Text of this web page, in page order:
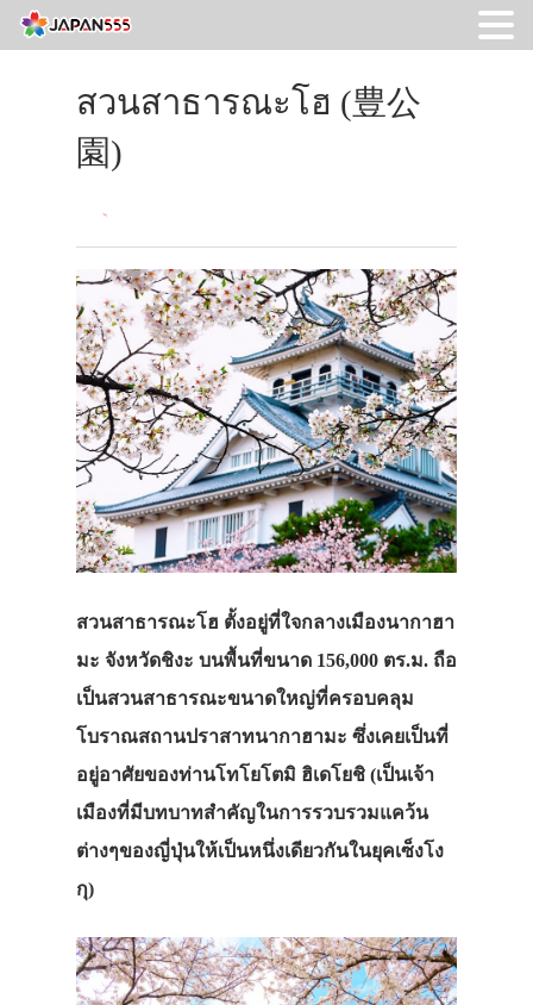
สวนสาธารณะโฮ (豊公
園)
สวนสาธารณะโฮ ตั้งอยู่ที่ใจกลางเมืองนากาฮา
มะ จังหวัดชิงะ บนพื้นที่ขนาด 156,000 ตร.ม. ถือ
เป็นสวนสาธารณะขนาดใหญ่ที่ครอบคลุม
โบราณสถานปราสาทนากาฮามะ ซึ่งเคยเป็นที่
อยู่อาศัยของท่านโทโยโตมิ ฮิเดโยชิ (เป็นเจ้า
เมืองที่มีบทบาทสำคัญในการรวบรวมแคว้น
ต่างๆของญี่ปุ่นให้เป็นหนึ่งเดียวกันในยุคเซ็งโง
กุ)